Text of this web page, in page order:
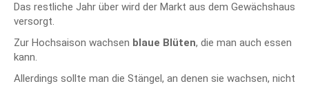
Das restliche Jahr über wird der Markt aus dem Gewächshaus
versorgt.
Zur Hochsaison wachsen blaue Blüten, die man auch essen
kann.
Allerdings sollte man die Stängel, an denen sie wachsen, nicht